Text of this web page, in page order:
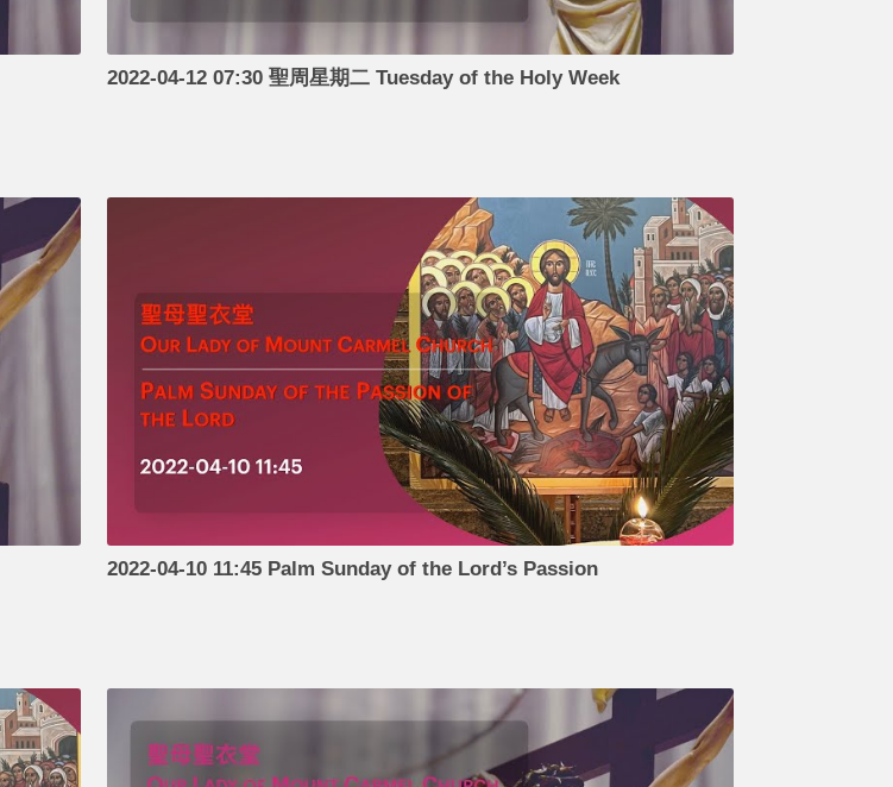
2022-04-12 07:30 聖周星期二 Tuesday of the Holy Week
2022-04-10 11:45 Palm Sunday of the Lord’s Passion